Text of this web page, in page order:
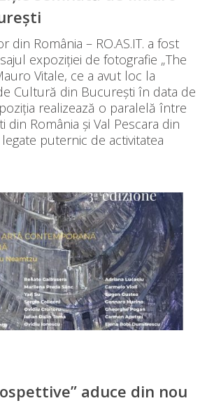
din România – RO.AS.IT. a fost
expoziției de fotografie „The
Vitale, ce a avut loc la
Cultură din București în data de
realizează o paralelă între
din România și Val Pescara din
puternic de activitatea
aduce din nou